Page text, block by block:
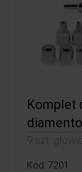
Komplet
9 szt.
Kod: 7201